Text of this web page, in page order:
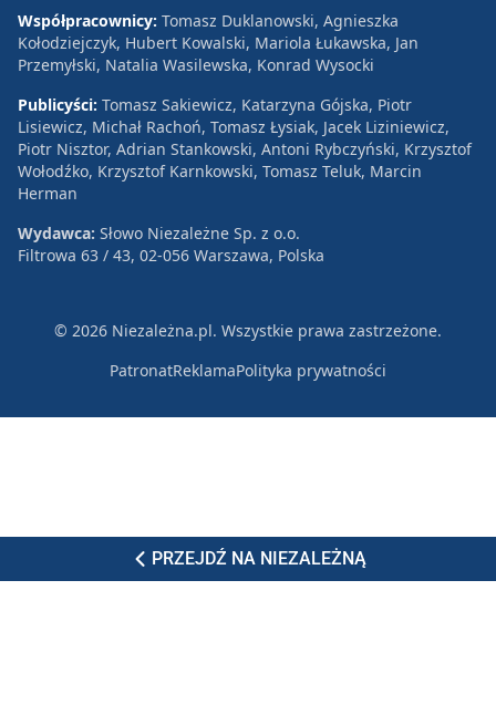
PRZEJDŹ NA NIEZALEŻNĄ
Współpracownicy: Tomasz Duklanowski, Agnieszka
Kołodziejczyk, Hubert Kowalski, Mariola Łukawska, Jan
Przemyłski, Natalia Wasilewska, Konrad Wysocki
Publicyści: Tomasz Sakiewicz, Katarzyna Gójska, Piotr
Lisiewicz, Michał Rachoń, Tomasz Łysiak, Jacek Liziniewicz,
Piotr Nisztor, Adrian Stankowski, Antoni Rybczyński, Krzysztof
Wołodźko, Krzysztof Karnkowski, Tomasz Teluk, Marcin
Herman
Wydawca: Słowo Niezależne Sp. z o.o.
Filtrowa 63 / 43, 02-056 Warszawa, Polska
© 2026 Niezależna.pl. Wszystkie prawa zastrzeżone.
PatronatReklamaPolityka prywatności